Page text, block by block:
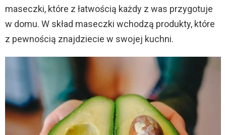
maseczki, które z łatwością każdy z was przygotuje
w domu. W skład maseczki wchodzą produkty, które
z pewnością znajdziecie w swojej kuchni.